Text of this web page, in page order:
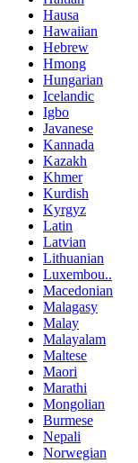
Hausa
Hawaiian
Hebrew
Hmong
Hungarian
Icelandic
Igbo
Javanese
Kannada
Kazakh
Khmer
Kurdish
Kyrgyz
Latin
Latvian
Lithuanian
Luxembou..
Macedonian
Malagasy
Malay
Malayalam
Maltese
Maori
Marathi
Mongolian
Burmese
Nepali
Norwegian